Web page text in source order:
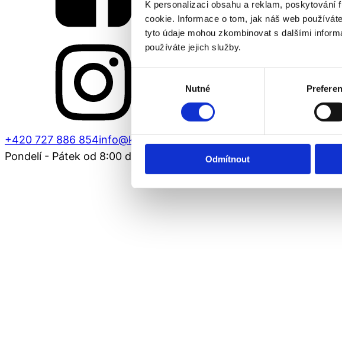
K personalizaci obsahu a reklam,
cookie. Informace o tom, jak náš web
tyto údaje mohou zkombinovat s dalšími
používáte jejich služby.
Nutné
Odmítnout
+420 727 886 854info@kadernictviaffinage.cz
Pondelí - Pátek od 8:00 do 19:00